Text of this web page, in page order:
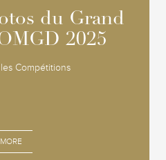
du Grand
2025
Compétitions
MORE
du Grand
2025